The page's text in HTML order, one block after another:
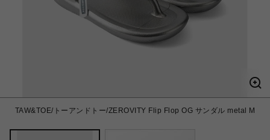
TAW&TOE/トーアンドトー/ZEROVITY Flip Flop OG サンダル metal M